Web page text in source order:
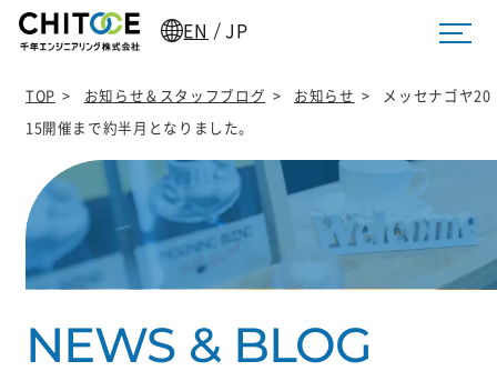
EN /JP
TOP > お知らせ＆スタッフブログ > お知らせ >
メッセナゴヤ20
15開催まで約半月となりました。